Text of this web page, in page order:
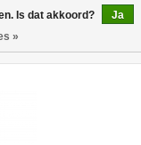
Is dat akkoord?
Ja
»